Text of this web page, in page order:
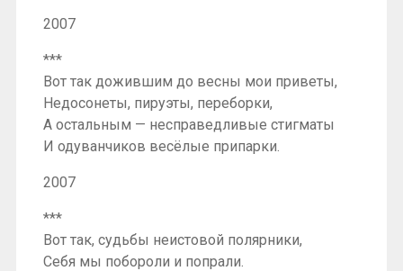
2007
***
Вот так дожившим до весны мои приветы,
Недосонеты, пируэты, переборки,
А остальным — несправедливые стигматы
И одуванчиков весёлые припарки.
2007
***
Вот так, судьбы неистовой полярники,
Себя мы побороли и попрали.